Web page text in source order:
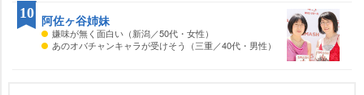
阿佐ヶ谷姉妹
嫌味が無く面白い（新潟／50代・女性）
あのオバチャンキャラが受けそう（三重／40代・男性）
10